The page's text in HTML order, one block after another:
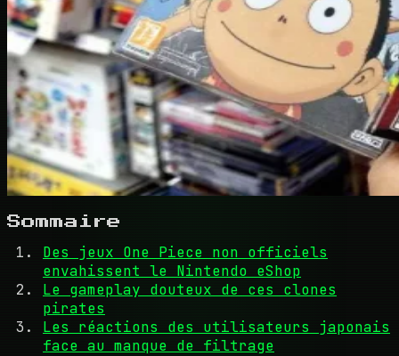
Sommaire
Des jeux One Piece non officiels
envahissent le Nintendo eShop
Le gameplay douteux de ces clones
pirates
Les réactions des utilisateurs japonais
face au manque de filtrage